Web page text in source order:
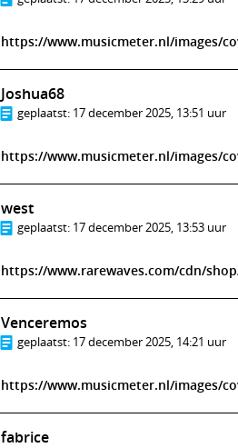
https://www.musicmeter.nl/images/
Joshua68
geplaatst: 17 december 2025, 13:51 uur
https://www.musicmeter.nl/images/
west
geplaatst: 17 december 2025, 13:53 uur
https://www.rarewaves.com/cdn/
Venceremos
geplaatst: 17 december 2025, 14:21 uur
https://www.musicmeter.nl/images/
fabrice